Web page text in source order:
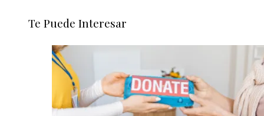
Te Puede Interesar